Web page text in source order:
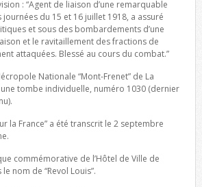
: “Agent de liaison d’une remarquable
du 15 et 16 juillet 1918, a assuré
et sous des bombardements d’une
et le ravitaillement des fractions de
attaquées. Blessé au cours du combat.”
Nationale “Mont-Frenet” de La
tombe individuelle, numéro 1030 (dernier
la France” a été transcrit le 2 septembre
commémorative de l’Hôtel de Ville de
nom de “Revol Louis”.